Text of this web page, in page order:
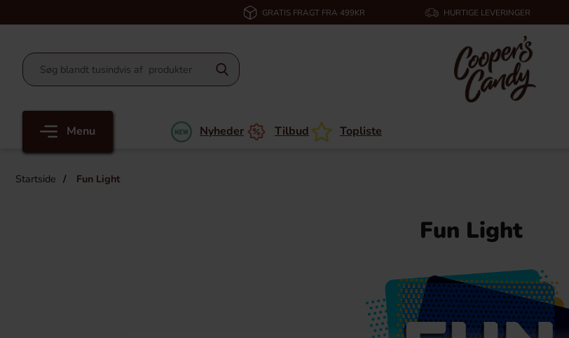
GRATIS FRAGT FRA 499KR HURTIGE LEVERINGER
Menu Nyheder Tilbud Topliste
Startside Fun Light
Fun Light